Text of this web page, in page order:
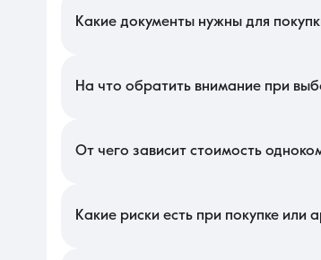
Какие документы нужны для
На что обратить внимание при
От чего зависит стоимость
Какие риски есть при покупке или